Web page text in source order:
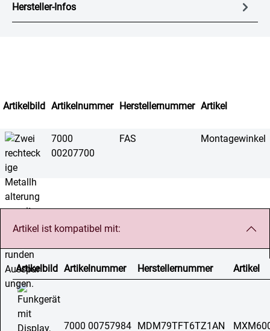
Hersteller-Infos
Artikelbild Artikelnummer Herstellernummer Artikel
7000
00207700
FAS Montagewinkel
Artikel ist kompatibel mit:
Artikelbild Artikelnummer Herstellernummer Artikel
7000 00757984 MDM79TFT6TZ1AN